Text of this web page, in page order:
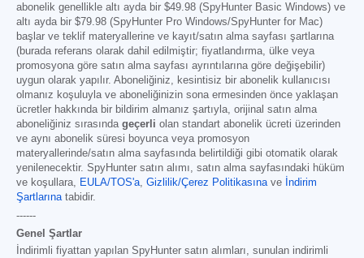
abonelik genellikle altı ayda bir $49.98 (SpyHunter Basic Windows) ve
altı ayda bir $79.98 (SpyHunter Pro Windows/SpyHunter for Mac)
başlar ve teklif materyallerine ve kayıt/satın alma sayfası şartlarına
(burada referans olarak dahil edilmiştir; fiyatlandırma, ülke veya
promosyona göre satın alma sayfası ayrıntılarına göre değişebilir)
uygun olarak yapılır. Aboneliğiniz, kesintisiz bir abonelik kullanıcısı
olmanız koşuluyla ve aboneliğinizin sona ermesinden önce yaklaşan
ücretler hakkında bir bildirim almanız şartıyla, orijinal satın alma
aboneliğiniz sırasında geçerli olan standart abonelik ücreti üzerinden
ve aynı abonelik süresi boyunca veya promosyon
materyallerinde/satın alma sayfasında belirtildiği gibi otomatik olarak
yenilenecektir. SpyHunter satın alımı, satın alma sayfasındaki hüküm
ve koşullara,
EULA/TOS'a Gizlilik/Çerez Politikasına ve İndirim
Şartlarına tabidir.
------
Genel Şartlar
İndirimli fiyattan yapılan SpyHunter satın alımları, sunulan indirimli